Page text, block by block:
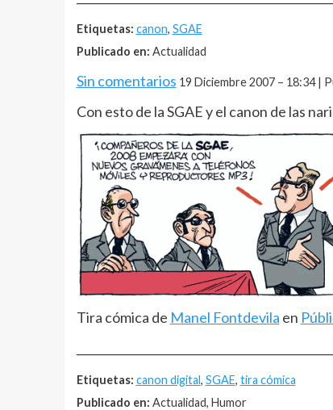
Etiquetas: canon, SGAE
Publicado en: Actualidad
Sin comentarios 19 Diciembre 2007 – 18:34 |
Con esto de la SGAE y el canon de las
Tira cómica de Manel Fontdevila en
Etiquetas: canon digital, SGAE, tira cómica
Publicado en: Actualidad, Humor